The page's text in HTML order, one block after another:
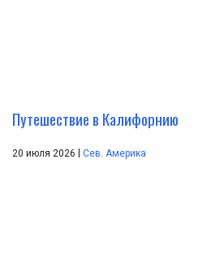
Путешествие в Калифорнию
20 июля 2026 | Сев. Америка